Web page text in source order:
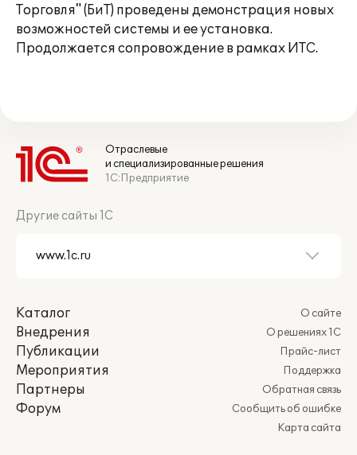
Торговля" (БиТ) проведены демонстрация новых
возможностей системы и ее установка.
Продолжается сопровождение в рамках ИТС.
Отраслевые
и специализированные решения
1С:Предприятие
Другие сайты 1С
Каталог
Внедрения
Публикации
Мероприятия
Партнеры
Форум
О сайте
О решениях 1С
Прайс-лист
Поддержка
Обратная связь
Сообщить об ошибке
Карта сайта